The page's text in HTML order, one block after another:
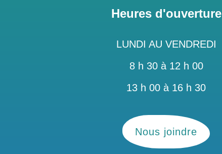
Heures d'ouverture
LUNDI AU VENDREDI
8 h 30 à 12 h 00
13 h 00 à 16 h 30
Nous joindre